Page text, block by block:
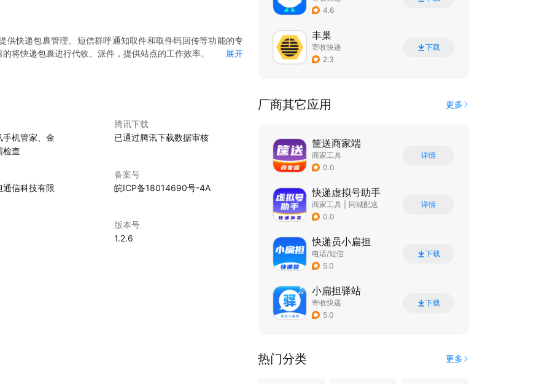
供快递包裹管理、短信群呼通知取件和取件码回传等功能的专
将快递包裹进行代收、派件，提供站点的工作效率。
库即代收，出库即签收；支持代收送货上门。
号合并发送，内容按照客户需求自定义。
高入库以及派件效率。
单；入库包裹支持标签管理，方便归类摆放；多包裹功能提
实现多件合并出库。
支持物流信息精准查询，物流节点一步了然。
解站点业务进展情况。
展开
手机管家、金
检查
腾讯下载
已通过腾讯下载数据审核
通信科技有限
备案号
皖ICP备18014690号-4A
版本号
1.2.6
4.6
丰巢
寄收快递
2.3
下载
厂商其它应用 更多
筐送商家端
商家工具
0.0
详情
快递虚拟号助手
商家工具
同城配送
0.0
详情
快递员小扁担
电话/短信
5.0
下载
小扁担驿站
寄收快递
5.0
下载
热门分类 更多